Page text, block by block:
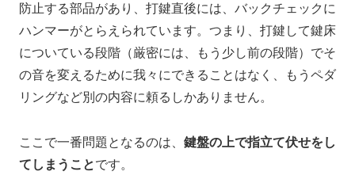
防止する部品があり、 打鍵直後には、バックチェックに
ハンマーがとらえられています。 つまり、 打鍵して鍵床
についている段階（厳密には、もう少し前の段階）でそ
の音を変えるために我々にできることはなく、
もうペダ
リングなど別の内容に頼るしかありません。
ここで一番問題となるのは、 鍵盤の上で指立て伏せをし
てしまうことです。